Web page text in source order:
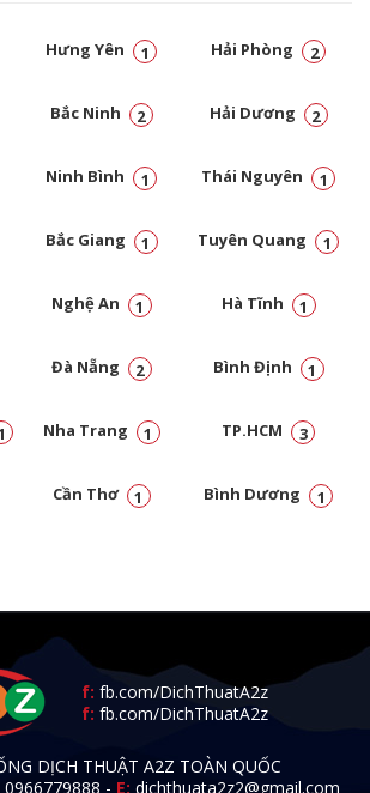
Hưng Yên 1 Hải Phòng 2
Bắc Ninh 2 Hải Dương 2
Ninh Bình 1 Thái Nguyên 1
Bắc Giang 1 Tuyên Quang 1
Nghệ An 1 Hà Tĩnh 1
Đà Nẵng 2 Bình Định 1
Nha Trang 1 TP.HCM 3
Cần Thơ 1 Bình Dương 1
f: fb.com/DichThuatA2z
f: fb.com/DichThuatA2z
DỊCH THUẬT A2Z TOÀN QUỐC
0966779888 - E: dichthuata2z2@gmail.com